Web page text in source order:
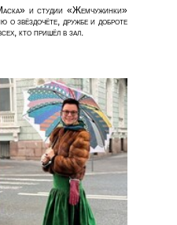
и студии «Жемчужинки»
о звёздочёте, дружбе и доброте
кто пришёл в зал.